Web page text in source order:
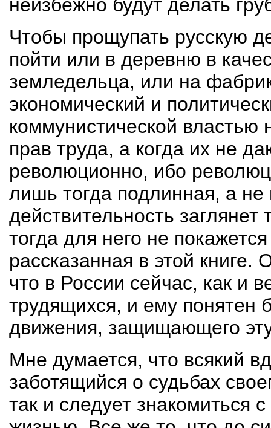
неизбежно будут делать
Чтобы прощупать русскую
пойти или в деревню в
земледельца, или на
экономический и
коммунистической властью
прав труда, а когда их не
революционно, ибо
лишь тогда подлинная, а не
действительность
тогда для него не
рассказанная в этой
что в России сейчас, как и
трудящихся, и ему понятен
движения, защищающего
Мне думается, что всякий
заботящийся о судьбах
так и следует знакомиться